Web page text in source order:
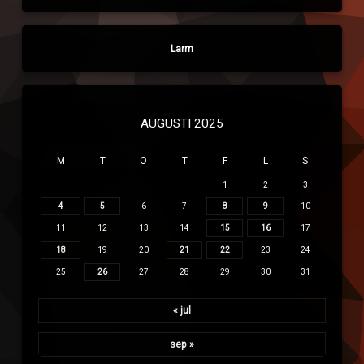
Larm
AUGUSTI 2025
M T O T F L S
1 2 3
4 5 6 7 8 9 10
11 12 13 14 15 16 17
18 19 20 21 22 23 24
25 26 27 28 29 30 31
« jul
sep »